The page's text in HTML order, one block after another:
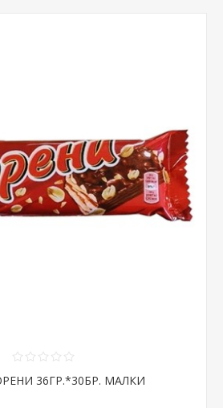
36ГР.*30БР. МАЛКИ